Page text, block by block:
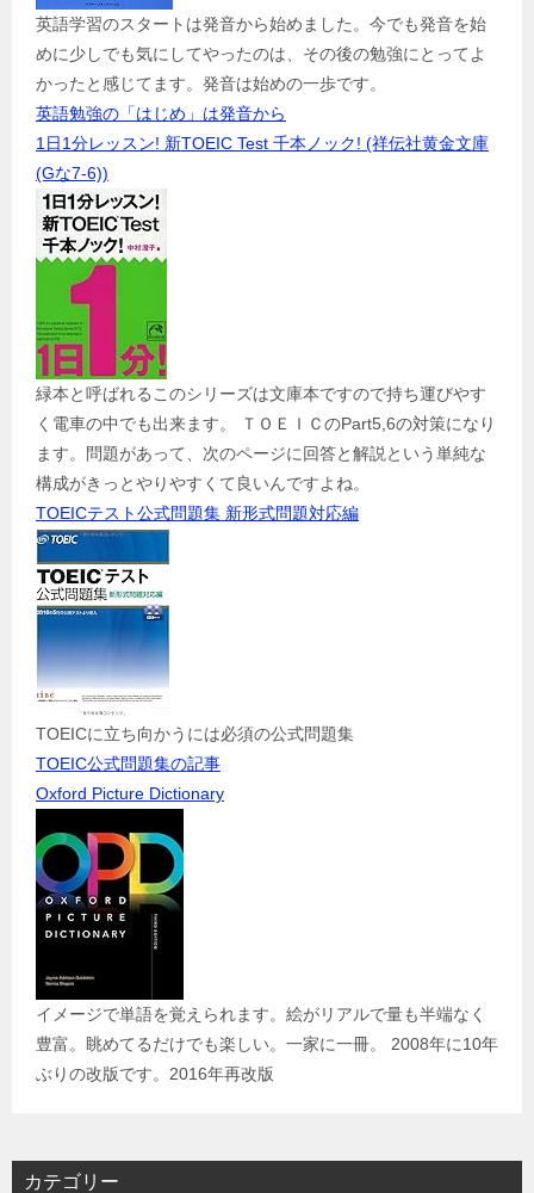
英語学習のスタートは発音から始めました。今でも発音を始
めに少しでも気にしてやったのは、その後の勉強にとってよ
かったと感じてます。発音は始めの一歩です。
英語勉強の「はじめ」は発音から
1日1分レッスン! 新TOEIC Test 千本ノック! (祥伝社黄金文庫
(Gな7-6))
緑本と呼ばれるこのシリーズは文庫本ですので持ち運びやす
く電車の中でも出来ます。 ＴＯＥＩＣのPart5,6の対策になり
ます。問題があって、次のページに回答と解説という単純な
構成がきっとやりやすくて良いんですよね。
TOEICテスト公式問題集 新形式問題対応編
TOEICに立ち向かうには必須の公式問題集
TOEIC公式問題集の記事
Oxford Picture Dictionary
イメージで単語を覚えられます。絵がリアルで量も半端なく
豊富。眺めてるだけでも楽しい。一家に一冊。 2008年に10年
ぶりの改版です。2016年再改版
カテゴリー